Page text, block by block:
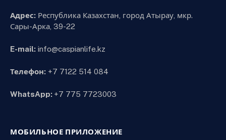
Адрес: Республика Казахстан, город Атырау, мкр.
Сары-Арка, 39-22
E-mail: info@caspianlife.kz
Телефон: +7 7122 514 084
WhatsApp: +7 775 7723003
МОБИЛЬНОЕ ПРИЛОЖЕНИЕ